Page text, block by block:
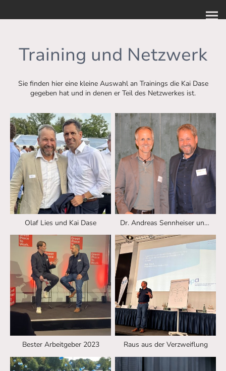
Training und Netzwerk
Sie finden hier eine kleine Auswahl an Trainings die Kai Dase
gegeben hat und in denen er Teil des Netzwerkes ist.
Olaf Lies und Kai Dase Dr. Andreas Sennheiser und Kai Dase
Bester Arbeitgeber 2023 Raus aus der Verzweiflung